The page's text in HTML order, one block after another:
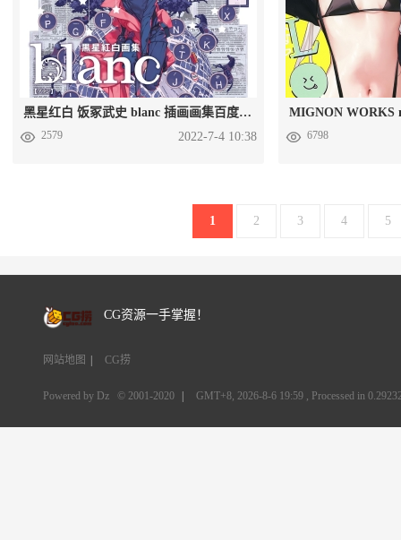
黑星红白 饭冢武史 blanc 插画画集百度云下载
2579 2022-7-4 10:38 6798
1 2 3 4 5
CG资源一手掌握！
网站地图 CG捞
Powered by Dz © 2001-2020 GMT+8, 2026-8-6 19:59 , Processed in